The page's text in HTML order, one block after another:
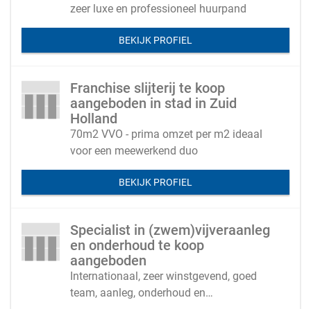
zeer luxe en professioneel huurpand
BEKIJK PROFIEL
Franchise slijterij te koop
aangeboden in stad in Zuid
Holland
70m2 VVO - prima omzet per m2 ideaal
voor een meewerkend duo
BEKIJK PROFIEL
Specialist in (zwem)vijveraanleg
en onderhoud te koop
aangeboden
Internationaal, zeer winstgevend, goed
team, aanleg, onderhoud en